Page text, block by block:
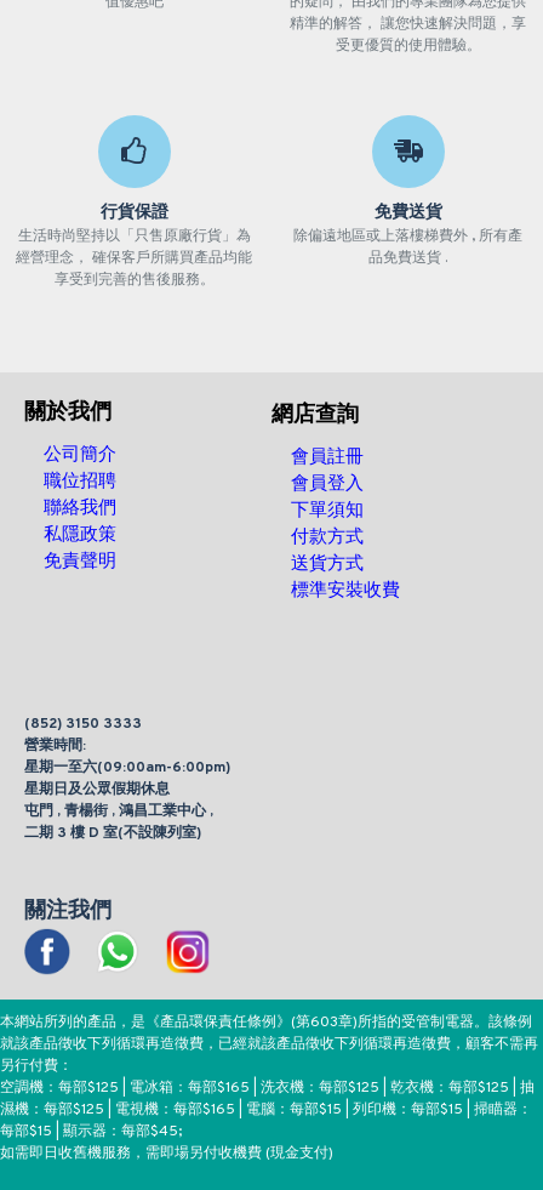
精準的解答， 讓您快速解決問題，享
受更優質的使用體驗。
行貨保證
生活時尚堅持以「只售原廠行貨」為
經營理念， 確保客戶所購買產品均能
享受到完善的售後服務。
免費送貨
除偏遠地區或上落樓梯費外 , 所有產
品免費送貨 .
關於我們
公司簡介
職位招聘
聯絡我們
私隱政策
免責聲明
網店查詢
會員註冊
會員登入
下單須知
付款方式
送貨方式
標準安裝收費
(852) 3150 3333
營業時間:
星期一至六(09:00am-6:00pm)
星期日及公眾假期休息
屯門 , 青楊街 , 鴻昌工業中心 ,
二期 3 樓 D 室(不設陳列室)
關注我們
本網站所列的產品，是《產品環保責任條例》(第603章)所指的受管制電器。該條例
就該產品徵收下列循環再造徵費，已經就該產品徵收下列循環再造徵費，顧客不需再
另行付費：
空調機：每部$125 | 電冰箱：每部$165 | 洗衣機：每部$125 | 乾衣機：每部$125 | 抽
濕機：每部$125 | 電視機：每部$165 | 電腦：每部$15 | 列印機：每部$15 | 掃瞄器：
每部$15 | 顯示器：每部$45;
如需即日收舊機服務，需即場另付收機費 (現金支付)